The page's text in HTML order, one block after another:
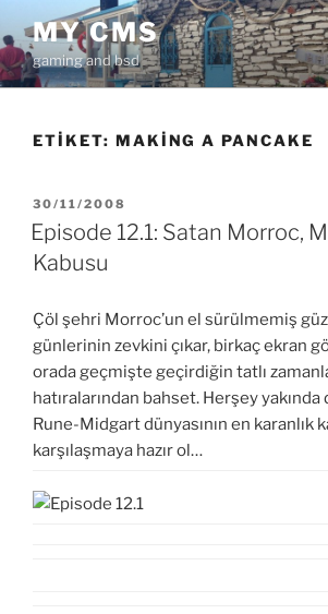
geç MY CMS
gaming and bsd
ETIKET: MAKING A PANCAKE
YAYIM
TARIHI
30/11/2008
Episode 12.1: Satan Morroc,
Kabusu
Çöl şehri Morroc’un el sürülmemiş
günlerinin zevkini çıkar, birkaç ekran
orada geçmişte geçirdiğin tatlı
hatıralarından bahset. Herşey
Rune-Midgart dünyasının en karanlık
karşılaşmaya hazır ol…